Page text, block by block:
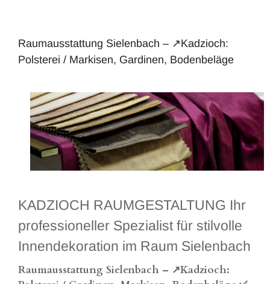
Raumausstattung Sielenbach – ↗️Kadzioch:
Polsterei / Markisen, Gardinen, Bodenbeläge
KADZIOCH RAUMGESTALTUNG Ihr
professioneller Spezialist für stilvolle
Innendekoration im Raum Sielenbach
Raumausstattung Sielenbach – ↗️Kadzioch: